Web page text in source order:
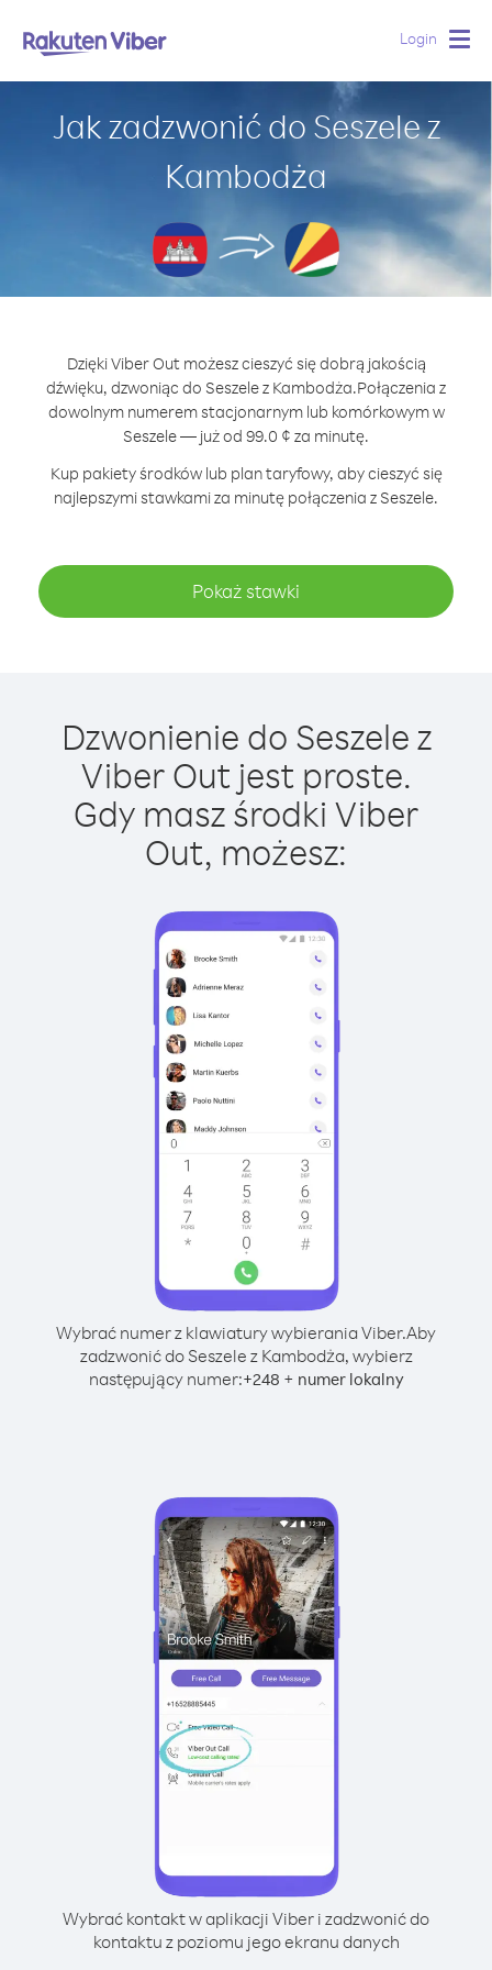
Login
Jak zadzwonić do Seszele z
Kambodża
Dzięki Viber Out możesz cieszyć się dobrą jakością
dźwięku, dzwoniąc do Seszele z Kambodża.Połączenia z
dowolnym numerem stacjonarnym lub komórkowym w
Seszele — już od 99.0 ¢ za minutę.
Kup pakiety środków lub plan taryfowy, aby cieszyć się
najlepszymi stawkami za minutę połączenia z Seszele.
Pokaż stawki
Dzwonienie do Seszele z
Viber Out jest proste.
Gdy masz środki Viber
Out, możesz:
Wybrać numer z klawiatury wybierania Viber.Aby
zadzwonić do Seszele z Kambodża, wybierz
następujący numer:+248 + numer lokalny
Wybrać kontakt w aplikacji Viber i zadzwonić do
kontaktu z poziomu jego ekranu danych